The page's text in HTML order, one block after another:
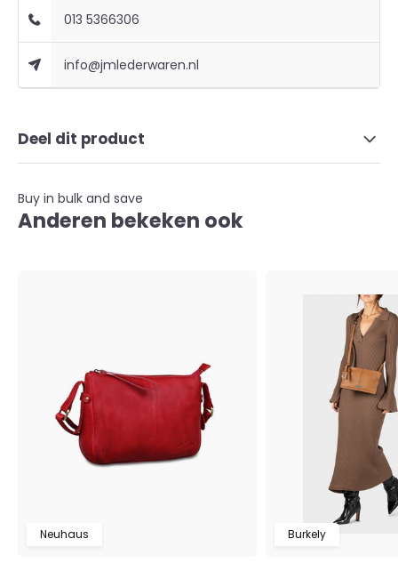
013 5366306
info@jmlederwaren.nl
Deel dit product
Buy in bulk and save
Anderen bekeken ook
Neuhaus Burkely